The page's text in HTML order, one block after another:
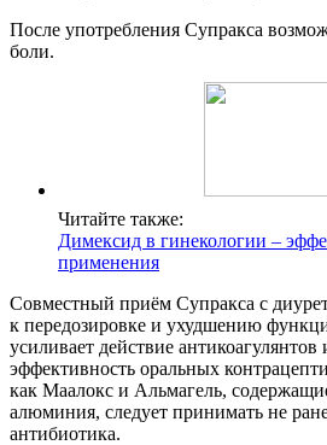
После употребления Супракса
боли.
Читайте также:
Димексид в гинекологии –
применения
Совместный приём Супракса с
к передозировке и ухудшению
усиливает действие антикоагулянтов
эффективность оральных
как Маалокс и Альмагель,
алюминия, следует принимать не
антибиотика.